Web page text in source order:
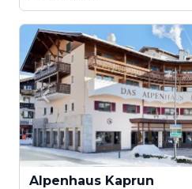
Alpenhaus Kaprun